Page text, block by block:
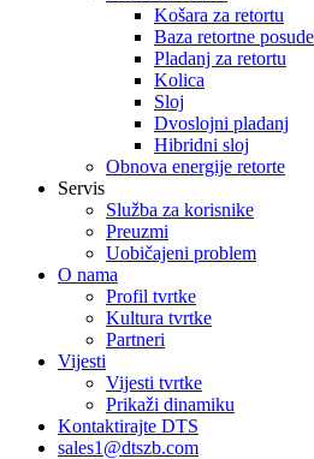
Košara za retortu
Baza retortne posude
Pladanj za retortu
Kolica
Sloj
Dvoslojni pladanj
Hibridni sloj
Obnova energije retorte
Servis
Služba za korisnike
Preuzmi
Uobičajeni problem
O nama
Profil tvrtke
Kultura tvrtke
Partneri
Vijesti
Vijesti tvrtke
Prikaži dinamiku
Kontaktirajte DTS
sales1@dtszb.com